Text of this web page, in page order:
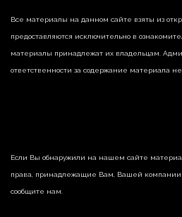
Все материалы на данном сайте взяты из
предоставляются исключительно в
материалы принадлежат их владельцам.
ответственности за содержание материала не
Если Вы обнаружили на нашем сайте
права, принадлежащие Вам, Вашей компании
сообщите нам.